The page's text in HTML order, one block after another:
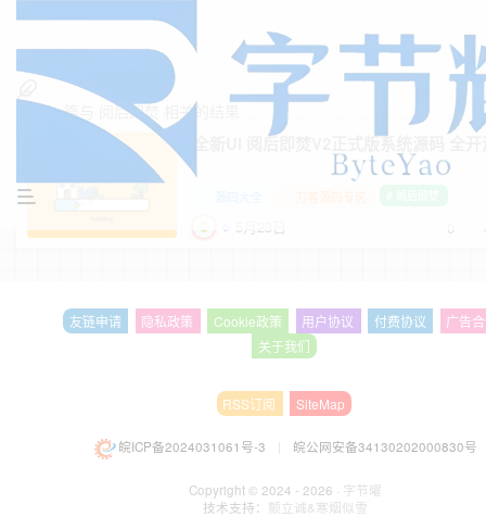
找到 1 篇与 阅后即焚 相关的结果
全新UI 阅后即焚V2正式版系统源码 全
5月23日 0
友链申请 隐私政策 Cookie政策 用户协议 付费协议
广告
关于我们
RSS订阅 SiteMap
皖ICP备2024031061号-3 | 皖公网安备34130202000830号
Copyright © 2024 - 2026 · 字节曜
技术支持： 颤立诚&寒烟似雪